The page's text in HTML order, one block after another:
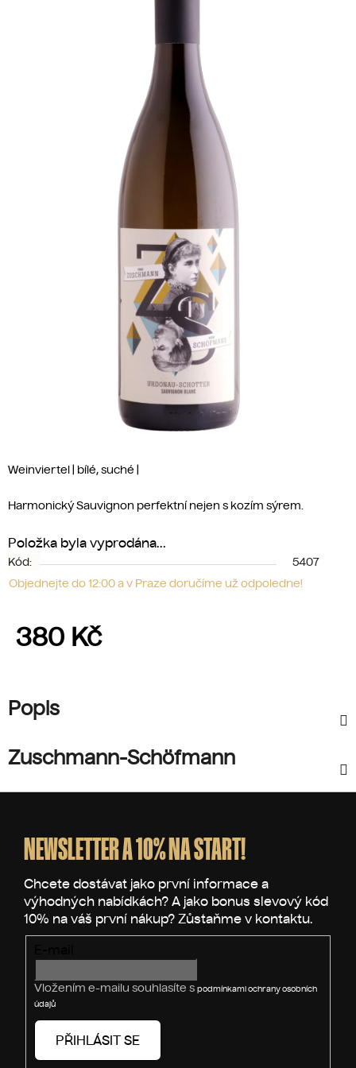
Weinviertel | bílé, suché |
Harmonický Sauvignon perfektní nejen s kozím sýrem.
Položka byla vyprodána…
Kód:
5407
Objednejte do 12:00 a v Praze doručíme už odpoledne!
380 Kč
Popis
Zuschmann-Schöfmann
NEWSLETTER A 10% NA START!
Vložením e-mailu souhlasíte s podmínkami ochrany osobních
údajů
PŘIHLÁSIT SE